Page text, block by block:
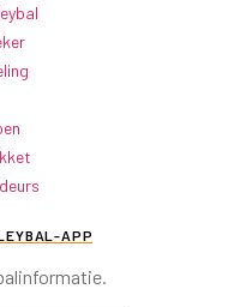
APP